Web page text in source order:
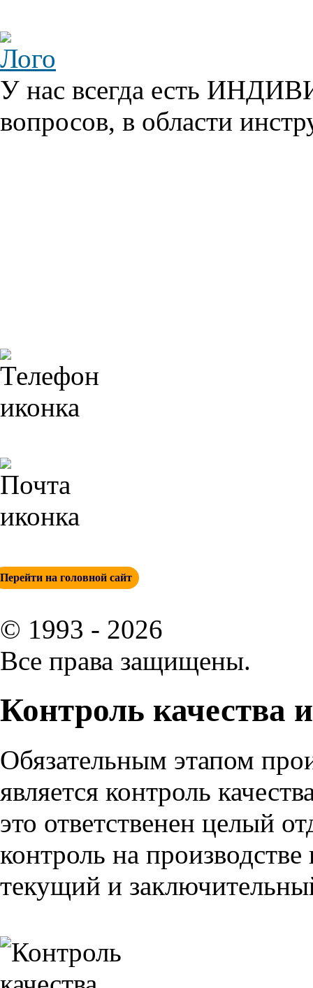
У нас всегда есть
вопросов, в области
Перейти на головной сайт
© 1993 - 2026
Все права защищены.
Контроль качества
Обязательным этапом
является контроль
это ответственен целый
контроль на
текущий и